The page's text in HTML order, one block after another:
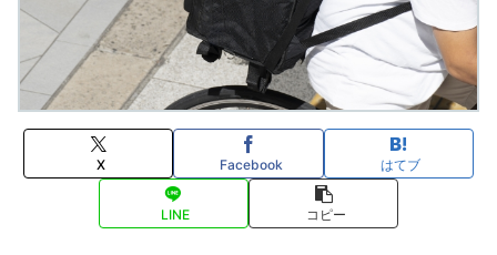
X Facebook はてブ
LINE コピー